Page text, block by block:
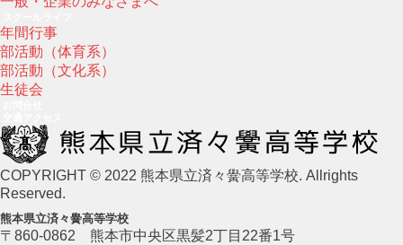
年間行事
部活動（体育系）
部活動（文化系）
生徒会
COPYRIGHT © 2022 熊本県立済々黌高等学校. Allrights
Reserved.
熊本県立済々黌高等学校
〒860-0862 熊本市中央区黒髪2丁目22番1号